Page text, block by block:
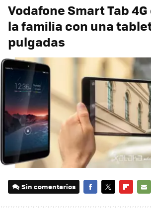
Vodafone Smart Tab
la familia con una
pulgadas
Sin comentarios